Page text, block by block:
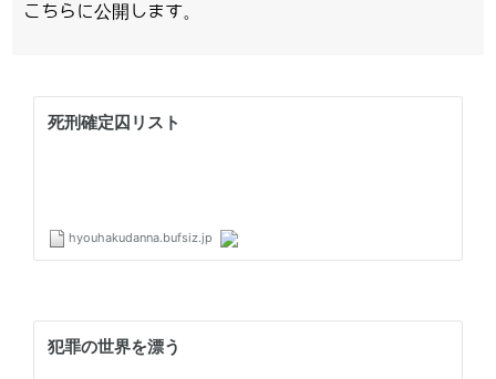
こちらに公開します。